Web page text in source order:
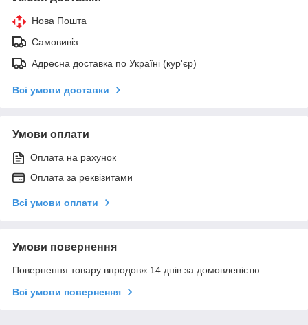
Нова Пошта
Самовивіз
Адресна доставка по Україні (кур'єр)
Всі умови доставки
Умови оплати
Оплата на рахунок
Оплата за реквізитами
Всі умови оплати
Умови повернення
Повернення товару впродовж 14 днів за домовленістю
Всі умови повернення